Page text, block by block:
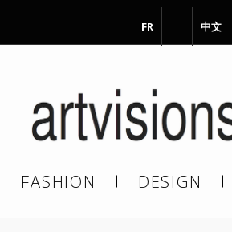
FR 中文
FASHION DESIGN
à notre